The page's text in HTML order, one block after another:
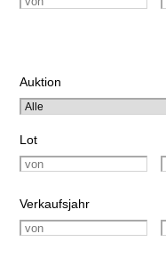
Auktion
Lot
Verkaufsjahr